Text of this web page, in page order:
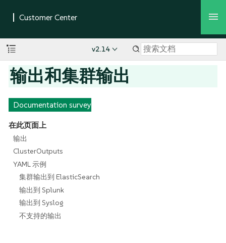
v2.14
输出和集群输出
Documentation survey
在此页面上
输出
ClusterOutputs
YAML 示例
集群输出到 ElasticSearch
输出到 Splunk
输出到 Syslog
不支持的输出